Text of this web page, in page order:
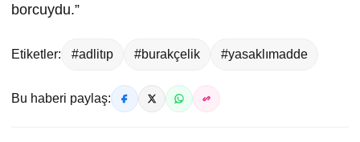
borcuydu.”
Etiketler: #adlitıp #burakçelik #yasaklımadde
Bu haberi paylaş: